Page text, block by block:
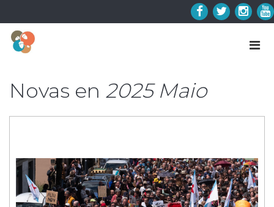
to
content
Facebook
Twitter
Novas en 2025 Maio